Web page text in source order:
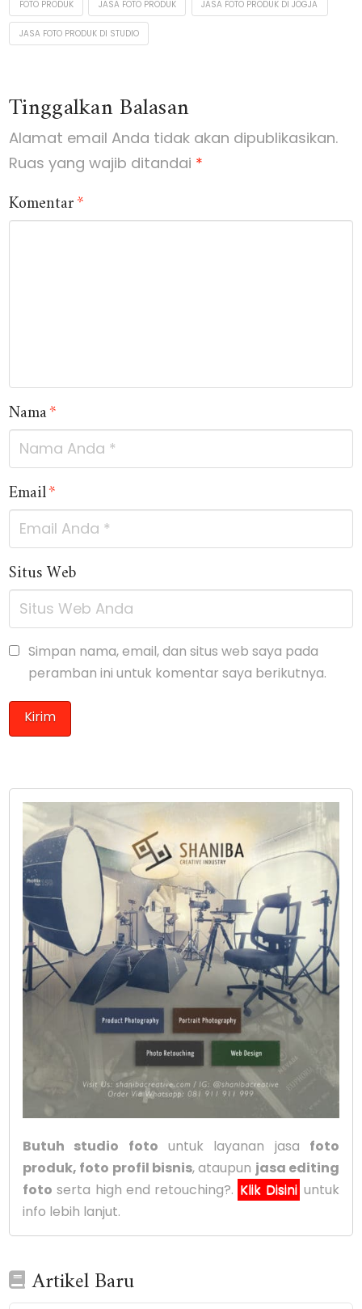
Konsumen
FOTO PRODUK JASA FOTO PRODUK JASA FOTO PRODUK DI JOGJA
JASA FOTO PRODUK DI STUDIO
Tinggalkan Balasan
Alamat email Anda tidak akan dipublikasikan.
Ruas yang wajib ditandai *
Komentar*
Nama*
Email*
Situs Web
Simpan nama, email, dan situs web saya pada
peramban ini untuk komentar saya berikutnya.
Butuh studio foto untuk layanan jasa foto
produk, foto profil bisnis, ataupun jasa editing
foto serta high end retouching?. Klik Disini untuk
info lebih lanjut.
Artikel Baru